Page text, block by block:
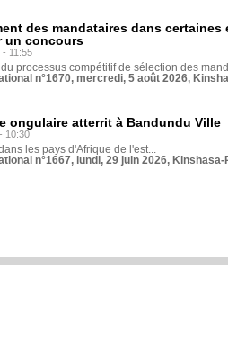
des mandataires dans
un concours
- 11:55
processus compétitif de sélection des
n°1670, mercredi, 5 août 2026,
ongulaire atterrit à Bandundu Ville
10:30
les pays d'Afrique de l'est...
n°1667, lundi, 29 juin 2026,